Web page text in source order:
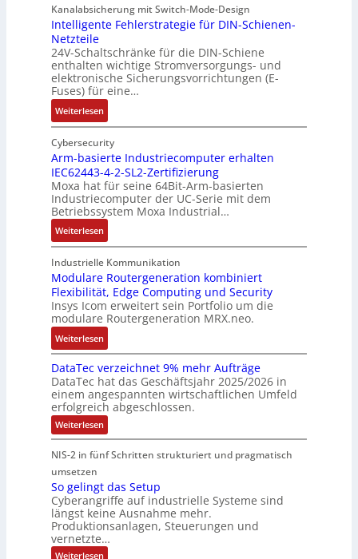
i
s
c
h
e
G
e
h
ä
u
s
e
d
e
h
n
u
n
g
e
n
u
i
e
r
e
n
A
u
f
w
a
n
d
,
K
o
t
e
n
u
n
d
S
t
ö
r
a
n
ä
l
l
i
g
u
v
r
ä
n
i
t
ä
t
b
e
g
i
n
n
t
a
n
d
e
r
M
a
s
c
h
i
n
e
k
r
d
b
e
t
e
i
l
i
g
u
n
g
b
e
m
2
0
2
6
E
u
r
o
p
a
E
t
h
r
Kanalabsicherung mit Switch-Mode-Design
Intelligente Fehlerstrategie für DIN-Schienen-
Netzteile
24V-Schaltschränke für die DIN-Schiene
enthalten wichtige Stromversorgungs- und
elektronische Sicherungsvorrichtungen (E-
Fuses) für eine…
Weiterlesen:
I
n
t
e
l
l
i
g
e
n
e
F
e
h
l
e
r
s
t
r
a
t
g
i
e
ü
Cybersecurity
Arm-basierte Industriecomputer erhalten
IEC62443-4-2-SL2-Zertifizierung
Moxa hat für seine 64Bit-Arm-basierten
Industriecomputer der UC-Serie mit dem
Betriebssystem Moxa Industrial…
Weiterlesen:
A
r
m
-
b
a
s
i
e
r
t
e
I
n
d
s
t
r
i
e
Industrielle Kommunikation
Modulare Routergeneration kombiniert
Flexibilität, Edge Computing und Security
Insys Icom erweitert sein Portfolio um die
modulare Routergeneration MRX.neo.
Weiterlesen:
M
o
d
u
l
a
r
e
o
u
t
e
r
DataTec verzeichnet 9% mehr Aufträge
DataTec hat das Geschäftsjahr 2025/2026 in
einem angespannten wirtschaftlichen Umfeld
erfolgreich abgeschlossen.
Weiterlesen:
D
t
e
c
v
e
z
NIS-2 in fünf Schritten strukturiert und pragmatisch
umsetzen
So gelingt das Setup
Cyberangriffe auf industrielle Systeme sind
längst keine Ausnahme mehr.
Produktionsanlagen, Steuerungen und
vernetzte…
Weiterlesen: